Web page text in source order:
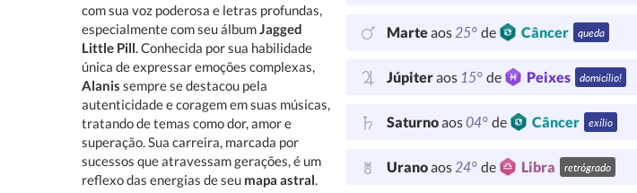
com sua voz poderosa e letras profundas,
especialmente com seu álbumJagged
Little Pill. Conhecida por sua habilidade
única de expressar emoções complexas,
Alanis sempre se destacou pela
autenticidade e coragem em suas músicas,
tratando de temas como dor, amor e
superação. Sua carreira, marcada por
sucessos que atravessam gerações, é um
reflexo das energias de seu mapa astral.
Marteaos25° de Câncer queda
Júpiteraos 15° de Peixes domicílio!
Saturnoaos04° de Câncer exílio
Uranoaos24° de Libra retrógrado